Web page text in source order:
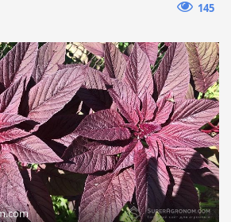
145